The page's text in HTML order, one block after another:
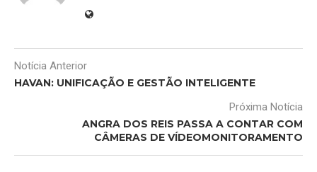
Notícia Anterior
HAVAN: UNIFICAÇÃO E GESTÃO INTELIGENTE
Próxima Notícia
ANGRA DOS REIS PASSA A CONTAR COM
CÂMERAS DE VÍDEOMONITORAMENTO